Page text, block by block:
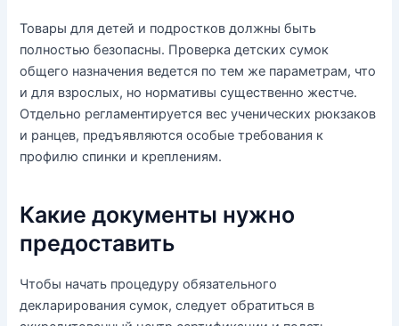
Товары для детей и подростков должны быть
полностью безопасны. Проверка детских сумок
общего назначения ведется по тем же параметрам, что
и для взрослых, но нормативы существенно жестче.
Отдельно регламентируется вес ученических рюкзаков
и ранцев, предъявляются особые требования к
профилю спинки и креплениям.
Какие документы нужно
предоставить
Чтобы начать процедуру обязательного
декларирования сумок, следует обратиться в